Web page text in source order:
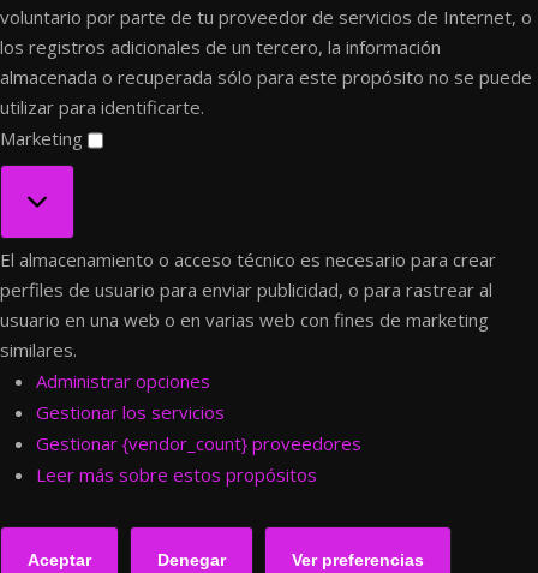
voluntario por parte de tu proveedor de servicios de Internet, o
los registros adicionales de un tercero, la información
almacenada o recuperada sólo para este propósito no se puede
utilizar para identificarte.
Marketing
Marketing
El almacenamiento o acceso técnico es necesario para crear
perfiles de usuario para enviar publicidad, o para rastrear al
usuario en una web o en varias web con fines de marketing
similares.
Administrar opciones
Gestionar los servicios
Gestionar {vendor_count} proveedores
Leer más sobre estos propósitos
Aceptar Denegar Ver preferencias